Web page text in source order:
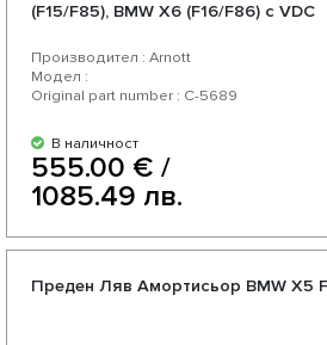
(F15/F85), BMW X6 (F16/F86) c VDC
Производител : Arnott
Модел :
Original part number : C-5689
В наличност
555.00 € /
1085.49 лв.
Преден Ляв Амортисьор BMW X5